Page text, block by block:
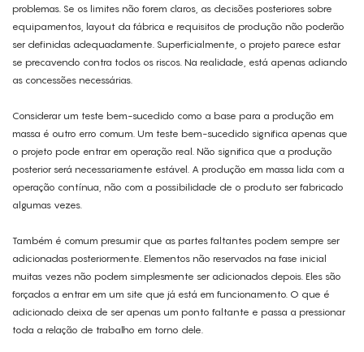
problemas. Se os limites não forem claros, as decisões posteriores sobre
equipamentos, layout da fábrica e requisitos de produção não poderão
ser definidas adequadamente. Superficialmente, o projeto parece estar
se precavendo contra todos os riscos. Na realidade, está apenas adiando
as concessões necessárias.
Considerar um teste bem-sucedido como a base para a produção em
massa é outro erro comum. Um teste bem-sucedido significa apenas que
o projeto pode entrar em operação real. Não significa que a produção
posterior será necessariamente estável. A produção em massa lida com a
operação contínua, não com a possibilidade de o produto ser fabricado
algumas vezes.
Também é comum presumir que as partes faltantes podem sempre ser
adicionadas posteriormente. Elementos não reservados na fase inicial
muitas vezes não podem simplesmente ser adicionados depois. Eles são
forçados a entrar em um site que já está em funcionamento. O que é
adicionado deixa de ser apenas um ponto faltante e passa a pressionar
toda a relação de trabalho em torno dele.